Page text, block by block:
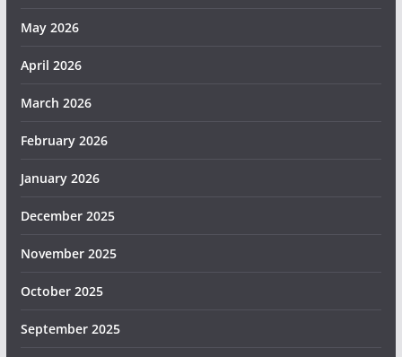
May 2026
April 2026
March 2026
February 2026
January 2026
December 2025
November 2025
October 2025
September 2025